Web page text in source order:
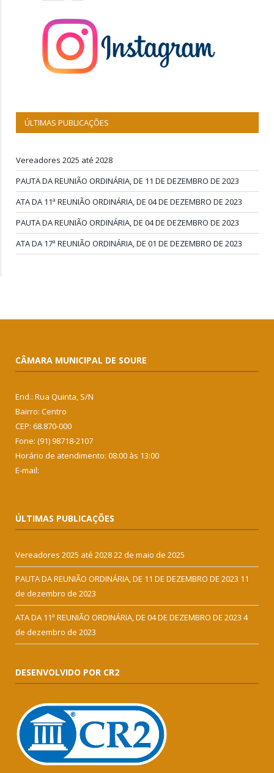
ÚLTIMAS PUBLICAÇÕES
Vereadores 2025 até 2028
PAUTA DA REUNIÃO ORDINÁRIA, DE 11 DE DEZEMBRO DE 2023
ATA DA 11ª REUNIÃO ORDINÁRIA, DE 04 DE DEZEMBRO DE 2023
PAUTA DA REUNIÃO ORDINÁRIA, DE 04 DE DEZEMBRO DE 2023
ATA DA 17ª REUNIÃO ORDINÁRIA, DE 01 DE DEZEMBRO DE 2023
CÂMARA MUNICIPAL DE SOURE
End.: Rua Quinta, S/N
Bairro: Centro
CEP: 68.870-000
Fone: (91) 98718-2107
Horário de atendimento: 08:00 às 13:00
E-mail:
ÚLTIMAS PUBLICAÇÕES
Vereadores 2025 até 202822 de maio de 2025
PAUTA DA REUNIÃO ORDINÁRIA, DE 11 DE DEZEMBRO DE 2023 11
de dezembro de 2023
ATA DA 11ª REUNIÃO ORDINÁRIA, DE 04 DE DEZEMBRO DE 2023 4
de dezembro de 2023
DESENVOLVIDO POR CR2